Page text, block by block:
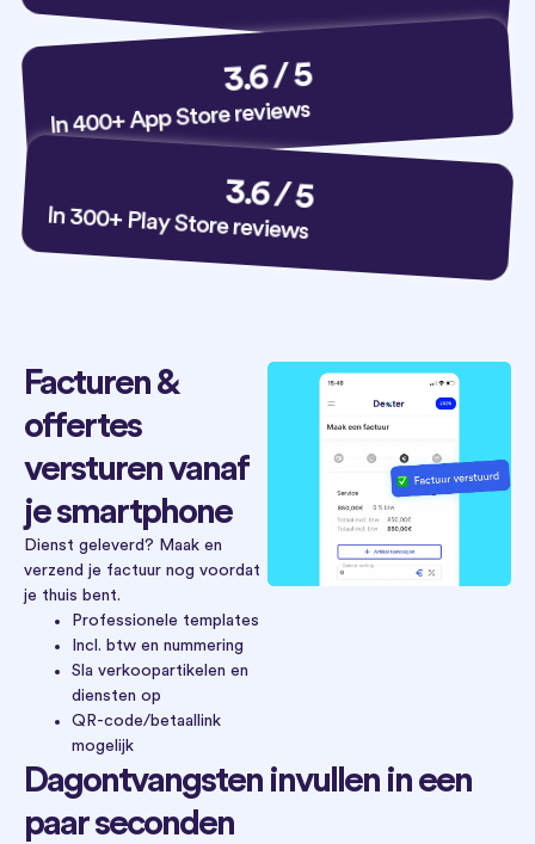
4.9 / 5
In 400+ App Store reviews
4.9 / 5
In 300+ Play Store reviews
Facturen &
offertes
versturen vanaf
je smartphone
Dienst geleverd? Maak en
verzend je factuur nog voordat
je thuis bent.
Professionele templates
Incl. btw en nummering
Sla verkoopartikelen en
diensten op
QR-code/betaallink
mogelijk
Dagontvangsten invullen in een
paar seconden